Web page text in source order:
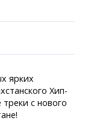
ярких
Хип-
с нового